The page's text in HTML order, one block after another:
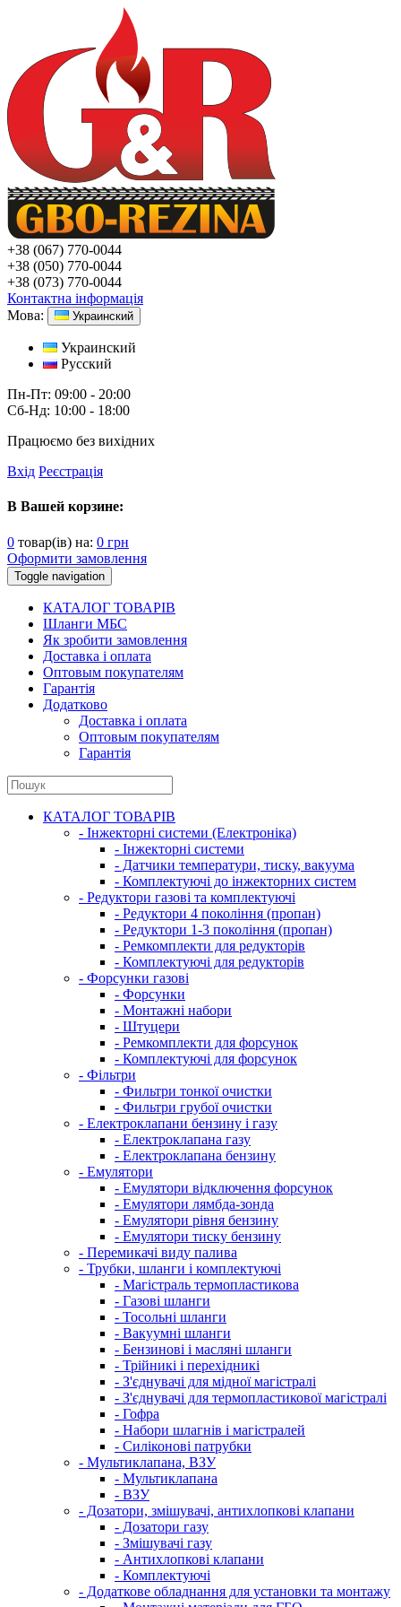
+38 (067) 770-0044
+38 (050) 770-0044
+38 (073) 770-0044
Контактна інформація
Мова:
Украинский
Украинский
Русский
Пн-Пт: 09:00 - 20:00
Сб-Нд: 10:00 - 18:00
Працюємо без вихідних
Вхід Реєстрація
В Вашей корзине:
0 товар(ів) на: 0 грн
Оформити замовлення
Toggle navigation
КАТАЛОГ ТОВАРІВ
Шланги МБС
Як зробити замовлення
Доставка і оплата
Оптовым покупателям
Гарантія
Додатково
Доставка і оплата
Оптовым покупателям
Гарантія
КАТАЛОГ ТОВАРІВ
- Інжекторні системи (Електроніка)
- Інжекторні системи
- Датчики температури, тиску, вакуума
- Комплектуючі до інжекторних систем
- Редуктори газові та комплектуючі
- Редуктори 4 покоління (пропан)
- Редуктори 1-3 покоління (пропан)
- Ремкомплекти для редукторів
- Комплектуючі для редукторів
- Форсунки газові
- Форсунки
- Монтажні набори
- Штуцери
- Ремкомплекти для форсунок
- Комплектуючі для форсунок
- Фільтри
- Фильтри тонкої очистки
- Фильтри грубої очистки
- Електроклапани бензину і газу
- Електроклапана газу
- Електроклапана бензину
- Емулятори
- Емулятори відключення форсунок
- Емулятори лямбда-зонда
- Емулятори рівня бензину
- Емулятори тиску бензину
- Перемикачі виду палива
- Трубки, шланги і комплектуючі
- Магістраль термопластикова
- Газові шланги
- Тосольні шланги
- Вакуумні шланги
- Бензинові і масляні шланги
- Трійникі і перехідникі
- З'єднувачі для мідної магістралі
- З'єднувачі для термопластикової магістралі
- Гофра
- Набори шлагнів і магістралей
- Силіконові патрубки
- Мультиклапана, ВЗУ
- Мультиклапана
- ВЗУ
- Дозатори, змішувачі, антихлопкові клапани
- Дозатори газу
- Змішувачі газу
- Антихлопкові клапани
- Комплектуючі
- Додаткове обладнання для установки та монтажу